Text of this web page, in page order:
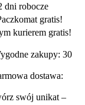
dni robocze
gratis!
kurierem gratis!
zakupy: 30
dostawa:
swój unikat –